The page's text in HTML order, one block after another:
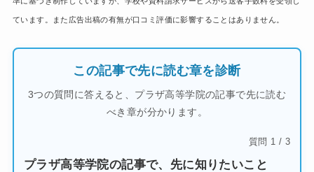
ています。また広告出稿の有無が口コミ評価に影響することはありません。
この記事で先に読む章を診断
3つの質問に答えると、プラザ高等学院の記事で先に読む
べき章が分かります。
質問 1 / 3
プラザ高等学院の記事で、先に知りたいこと